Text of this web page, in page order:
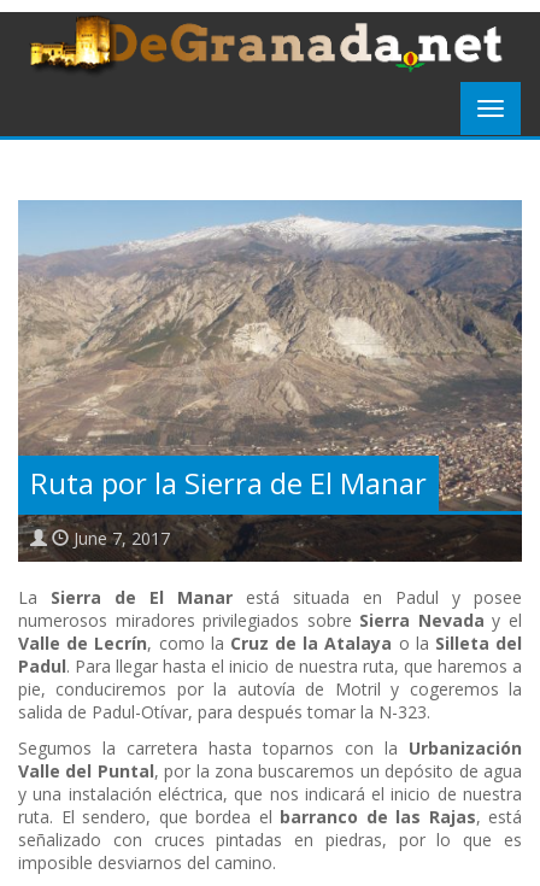
Ruta por la Sierra de El Manar
June 7, 2017
La Sierra de El Manar está situada en Padul y posee
numerosos miradores privilegiados sobre Sierra Nevada y el
Valle de Lecrín, como la Cruz de la Atalaya o la Silleta del
Padul. Para llegar hasta el inicio de nuestra ruta, que haremos a
pie, conduciremos por la autovía de Motril y cogeremos la
salida de Padul-Otívar, para después tomar la N-323.
Segumos la carretera hasta toparnos con la Urbanización
Valle del Puntal, por la zona buscaremos un depósito de agua
y una instalación eléctrica, que nos indicará el inicio de nuestra
ruta. El sendero, que bordea el barranco de las Rajas, está
señalizado con cruces pintadas en piedras, por lo que es
imposible desviarnos del camino.